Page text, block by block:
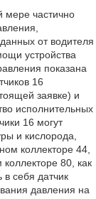
мере частично
от водителя
устройства
показана
16
заявке) и
исполнительных
16 могут
и кислорода,
коллекторе 44,
80, как
в себя датчик
давления на